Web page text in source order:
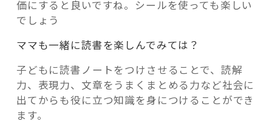
価にすると良いですね。シールを使っても楽しい
でしょう
ママも一緒に読書を楽しんでみては？
子どもに読書ノートをつけさせることで、読解
力、表現力、文章をうまくまとめる力など社会に
出てからも役に立つ知識を身につけることができ
ます。